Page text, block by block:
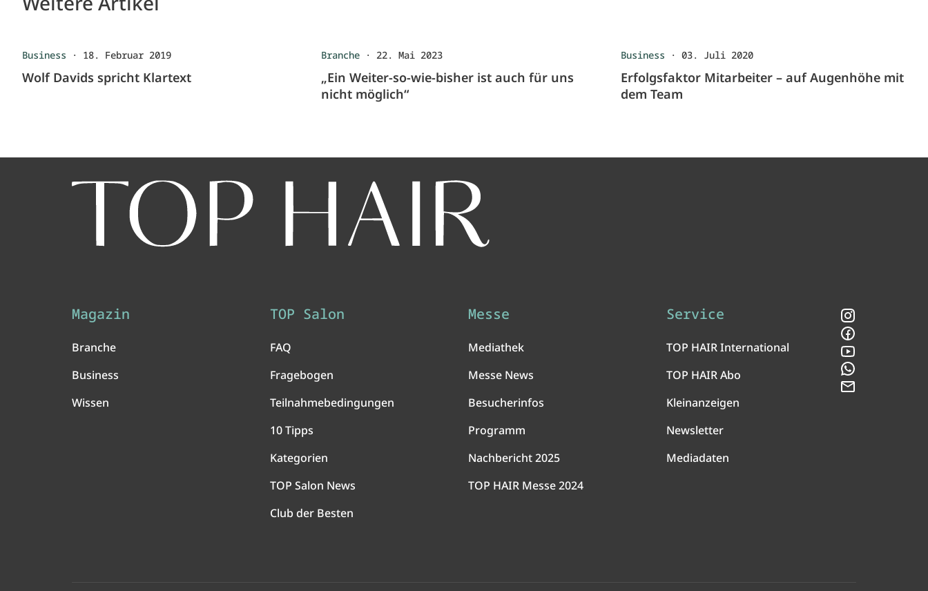
Business · 18. Februar 2019
Wolf Davids spricht Klartext
Branche · 22. Mai 2023
„Ein Weiter-so-wie-bisher ist auch für uns
nicht möglich“
Business · 03. Juli 2020
Erfolgsfaktor Mitarbeiter – auf Augenhöhe mit
dem Team
Magazin
Branche
Business
Wissen
TOP Salon
FAQ
Fragebogen
Teilnahmebedingungen
10 Tipps
Kategorien
TOP Salon News
Club der Besten
Messe
Mediathek
Messe News
Besucherinfos
Programm
Nachbericht 2025
TOP HAIR Messe 2024
Service
TOP HAIR International
TOP HAIR Abo
Kleinanzeigen
Newsletter
Mediadaten